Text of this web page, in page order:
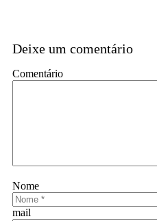
Deixe um comentário
Comentário
Nome
mail